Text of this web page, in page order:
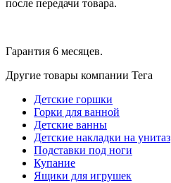
после передачи товара.
Гарантия 6 месяцев.
Другие товары компании Тега
Детские горшки
Горки для ванной
Детские ванны
Детские накладки на унитаз
Подставки под ноги
Купание
Ящики для игрушек